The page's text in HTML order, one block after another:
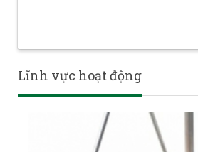
Lĩnh vực hoạt động